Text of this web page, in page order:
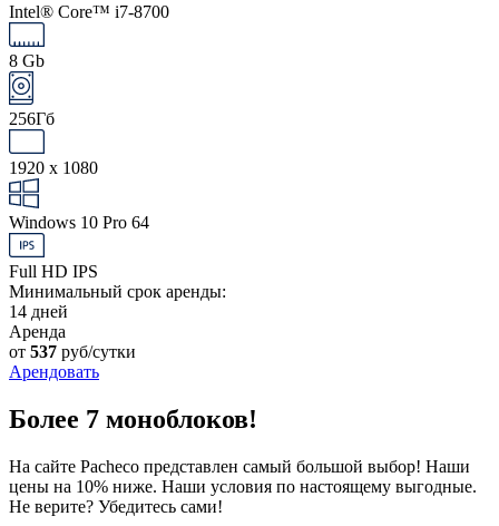
Intel® Core™ i7-8700
8 Gb
256Гб
1920 x 1080
Windows 10 Pro 64
Full HD IPS
Минимальный срок аренды:
14 дней
Аренда
от 537 руб/сутки
Арендовать
Более 7 моноблоков!
На сайте Pacheco представлен самый большой выбор! Наши
цены на 10% ниже. Наши условия по настоящему выгодные.
Не верите? Убедитесь сами!